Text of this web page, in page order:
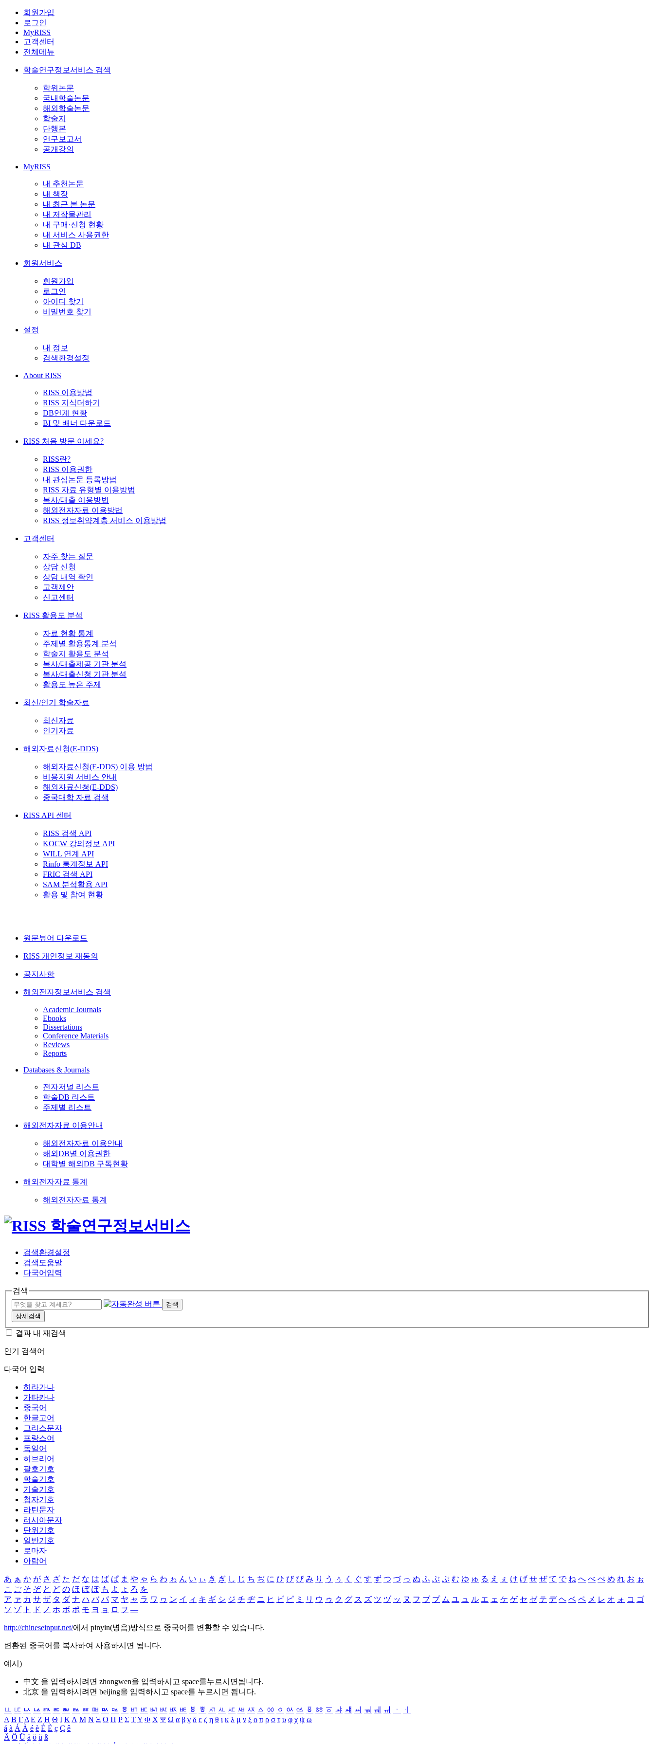
회원가입
로그인
MyRISS
고객센터
전체메뉴
학술연구정보서비스 검색
학위논문
국내학술논문
해외학술논문
학술지
단행본
연구보고서
공개강의
MyRISS
내 추천논문
내 책장
내 최근 본 논문
내 저작물관리
내 구매·신청 현황
내 서비스 사용권한
내 관심 DB
회원서비스
회원가입
로그인
아이디 찾기
비밀번호 찾기
설정
내 정보
검색환경설정
About RISS
RISS 이용방법
RISS 지식더하기
DB연계 현황
BI 및 배너 다운로드
RISS 처음 방문 이세요?
RISS란?
RISS 이용권한
내 관심논문 등록방법
RISS 자료 유형별 이용방법
복사/대출 이용방법
해외전자자료 이용방법
RISS 정보취약계층 서비스 이용방법
고객센터
자주 찾는 질문
상담 신청
상담 내역 확인
고객제안
신고센터
RISS 활용도 분석
자료 현황 통계
주제별 활용통계 분석
학술지 활용도 분석
복사/대출제공 기관 분석
복사/대출신청 기관 분석
활용도 높은 주제
최신/인기 학술자료
최신자료
인기자료
해외자료신청(E-DDS)
해외자료신청(E-DDS) 이용 방법
비용지원 서비스 안내
해외자료신청(E-DDS)
중국대학 자료 검색
RISS API 센터
RISS 검색 API
KOCW 강의정보 API
WILL 연계 API
Rinfo 통계정보 API
FRIC 검색 API
SAM 분석활용 API
활용 및 참여 현황
원문뷰어 다운로드
RISS 개인정보 재동의
공지사항
해외전자정보서비스 검색
Academic Journals
Ebooks
Dissertations
Conference Materials
Reviews
Reports
Databases & Journals
전자저널 리스트
학술DB 리스트
주제별 리스트
해외전자자료 이용안내
해외전자자료 이용안내
해외DB별 이용권한
대학별 해외DB 구독현황
해외전자자료 통계
해외전자자료 통계
검색환경설정
검색도움말
다국어입력
검색
검색
상세검색
결과 내 재검색
인기 검색어
다국어 입력
히라가나
가타카나
중국어
한글고어
그리스문자
프랑스어
독일어
히브리어
괄호기호
학술기호
기술기호
첨자기호
라틴문자
러시아문자
단위기호
일반기호
로마자
아랍어
あ ぁ か が さ ざ た だ な は ば ぱ ま や ゃ ら わ ゎ ん い ぃ き ぎ し じ ち ぢ に ひ び ぴ み り う ぅ く ぐ す ず つ づ っ ぬ ふ ぶ ぷ む ゆ ゅ る え ぇ け げ せ ぜ て で ね へ べ ぺ め れ お ぉ
こ ご そ ぞ と ど の ほ ぼ ぽ も よ ょ ろ を
ア ァ カ サ ザ タ ダ ナ ハ バ パ マ ヤ ャ ラ ワ ヮ ン イ ィ キ ギ シ ジ チ ヂ ニ ヒ ビ ピ ミ リ ウ ゥ ク グ ス ズ ツ ヅ ッ ヌ フ ブ プ ム ユ ュ ル エ ェ ケ ゲ セ ゼ テ デ ヘ ベ ペ メ レ オ ォ コ ゴ
ソ ゾ ト ド ノ ホ ボ ポ モ ヨ ョ ロ ヲ ―
http://chineseinput.net/에서 pinyin(병음)방식으로 중국어를 변환할 수 있습니다.
변환된 중국어를 복사하여 사용하시면 됩니다.
예시)
中文 을 입력하시려면 zhongwen을 입력하시고 space를누르시면됩니다.
北京 을 입력하시려면 beijing을 입력하시고 space를 누르시면 됩니다.
ㅥ ㅦ ㅧ ㅨ ㅩ ㅪ ㅫ ㅬ ㅭ ㅮ ㅯ ㅰ ㅱ ㅲ ㅳ ㅴ ㅵ ㅶ ㅷ ㅸ ㅹ ㅺ ㅻ ㅼ ㅽ ㅾ ㅿ ㆀ ㆁ ㆂ ㆃ ㆄ ㆅ ㆆ ㆇ ㆈ ㆉ ㆊ ㆋ ㆌ ㆍ
ㆎ
Α Β ΓΔ Ε Ζ Η Θ Ι ΚΛ Μ Ν Ξ Ο Π Ρ Σ ΤΥ Φ Χ Ψ Ω α β γ δ ε ζ η θ ι κ λ μ ν ξ ο π ρ σ τ υ φ χ ψ ω
á à Á À é è É È ç Ç ê
Ä Ö Ü ä ö ü ß